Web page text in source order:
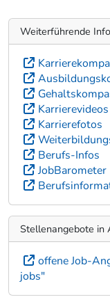
Weiterführende
Karrierevideos
Karrierefotos
Berufs-Infos
JobBarometer
Stellenangebote in
offene Job-
jobs"